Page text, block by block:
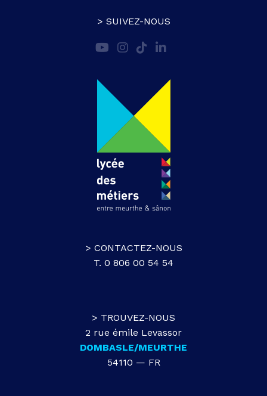
> SUIVEZ-NOUS
> CONTACTEZ-NOUS
T. 0 806 00 54 54
> TROUVEZ-NOUS
2 rue émile Levassor
DOMBASLE/MEURTHE
54110 — FR